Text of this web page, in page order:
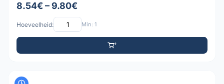
8.54€ – 9.80€
Hoeveelheid: Min: 1